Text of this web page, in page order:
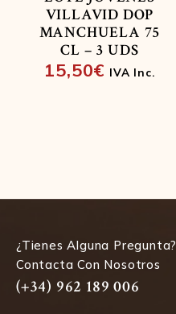
VILLAVID DOP
MANCHUELA 75
CL – 3 UDS
15,50€ IVA Inc.
¿Tienes Alguna Pregunta?
Contacta Con Nosotros
(+34) 962 189 006